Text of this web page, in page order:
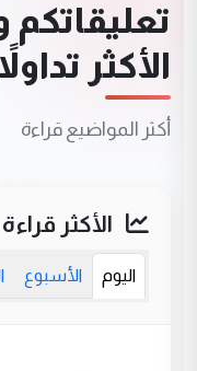
الأكثر
أكثر المواضيع قراءة
الأكثر قراءة
اليوم الأسبوع